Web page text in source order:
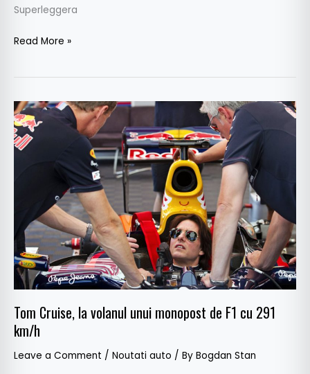
Superleggera
Read More »
Tom Cruise, la volanul unui monopost de F1 cu 291
km/h
Leave a Comment / Noutati auto / By Bogdan Stan
Tom
Cruise,
la
monopost
F1
291
km/h